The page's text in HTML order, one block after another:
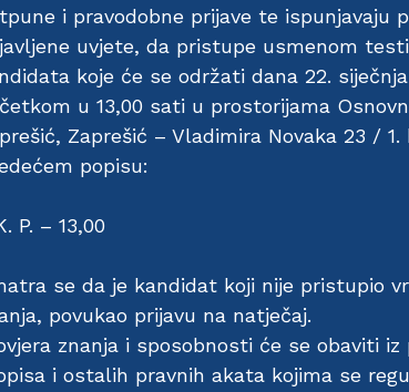
i pravodobne prijave te ispunjavaju
uvjete, da pristupe usmenom
koje će se održati dana 22.
u 13,00 sati u prostorijama
Zaprešić – Vladimira Novaka 23 /
popisu:
P. – 13,00
se da je kandidat koji nije pristupio
povukao prijavu na natječaj.
znanja i sposobnosti će se obaviti iz
i ostalih pravnih akata kojima se